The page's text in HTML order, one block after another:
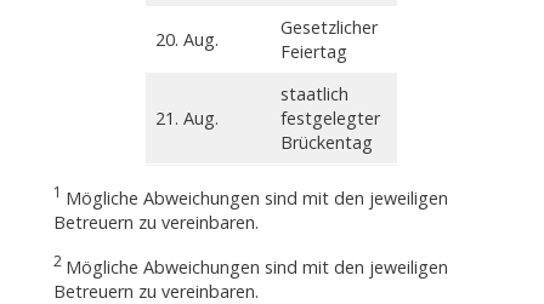
20. Aug.
Gesetzlicher
Feiertag
21. Aug.
staatlich
festgelegter
Brückentag
1 Mögliche Abweichungen sind mit den jeweiligen
Betreuern zu vereinbaren.
2 Mögliche Abweichungen sind mit den jeweiligen
Betreuern zu vereinbaren.